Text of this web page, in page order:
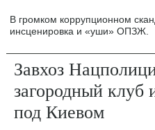
В громком коррупционном
инсценировка и «уши» ОПЗЖ.
Завхоз
загородный клуб
под Киевом